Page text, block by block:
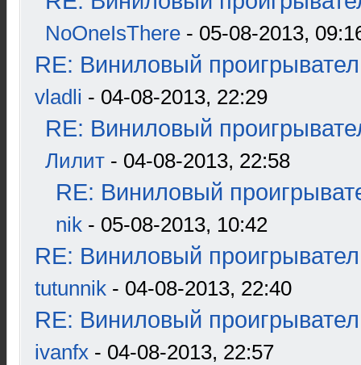
NoOneIsThere - 05-08-2013,
RE: Виниловый
vladli - 04-08-2013, 22:29
RE: Виниловый
Лилит - 04-08-2013, 22:58
RE: Виниловый
nik - 05-08-2013, 10:42
RE: Виниловый
tutunnik - 04-08-2013, 22:40
RE: Виниловый
ivanfx - 04-08-2013, 22:57